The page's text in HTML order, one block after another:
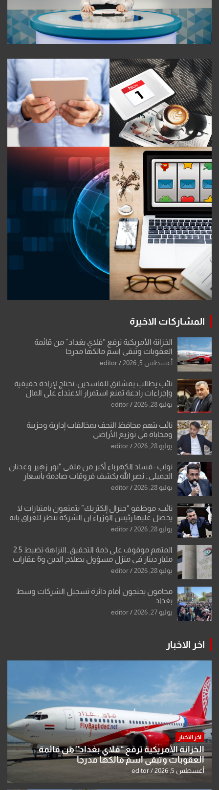
المشاركات الاخيرة
الخزانة الأمريكية ترفع “فلاي بغداد” من قائمة
العقوبات وتبقي اسم مالكها مدرجا
أغسطس 5, 2026 editor
نائب يطالب بمشانق للفاسدين: نحتاج لإرادة حقيقية
وإجراءات رادعة تمنع استمرار الاعتداء على المال
العام”.
يوليو 28, 2026 editor
نائب يتهم محافظ النجف بمخالفات إدارية وحزبية
ومحاباة في توزيع الأراضي
يوليو 28, 2026 editor
نواب : فساد الكهرباء أكبر من ملفي “نور زهير وعدنان
الجميلي.. نصر الله يكشف فروقات صادمة بأسعار
معدات الكهرباء وعقودها
يوليو 28, 2026 editor
نائب: موظفو “جنرال إلكتريك” يتمتعون بامتيازات لا
يحصل عليها رئيس الوزراء ان الشركة تنظر للعراق بانه
بلد ضعيف وتفرض شروطها
يوليو 28, 2026 editor
المتهم موقوف على ذمة التحقيق..النزاهة تضبط 2.5
مليار دينار في منزل مسؤول بصلاح الدين و6 عقارات
باسم زوجته
يوليو 28, 2026 editor
محامون يحتجون أمام دائرة تسجيل الشركات وسط
بغداد
يوليو 27, 2026 editor
اخر الاخبار
اخر الاخبار
الخزانة الأمريكية ترفع “فلاي بغداد” من قائمة
العقوبات وتبقي اسم مالكها مدرجا
أغسطس 5, 2026 editor